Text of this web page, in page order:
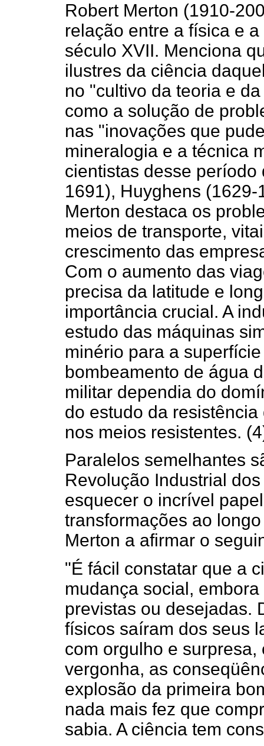
Robert Merton (1910-
relação entre a física e
século XVII. Menciona
ilustres da ciência
no "cultivo da teoria e
como a solução de
nas "inovações que
mineralogia e a técnica
cientistas desse
1691), Huyghens
Merton destaca os
meios de transporte,
crescimento das
Com o aumento das
precisa da latitude e
importância crucial. A
estudo das máquinas
minério para a
bombeamento de água
militar dependia do
do estudo da
nos meios resistentes.
Paralelos semelhantes
Revolução Industrial
esquecer o incrível
transformações ao
Merton a afirmar o
"É fácil constatar que a
mudança social,
previstas ou desejadas.
físicos saíram dos seus
com orgulho e
vergonha, as
explosão da primeira
nada mais fez que
sabia. A ciência tem